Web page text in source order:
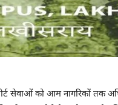
सेवाओं को आम नागरिकों